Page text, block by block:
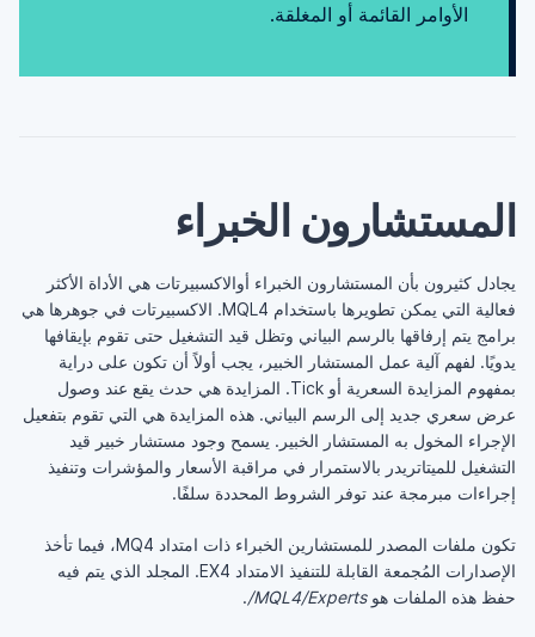
الأوامر القائمة أو المغلقة.
المستشارون الخبراء
يجادل كثيرون بأن المستشارون الخبراء أوالاكسبيرتات هي الأداة الأكثر
فعالية التي يمكن تطويرها باستخدام MQL4. الاكسبيرتات في جوهرها هي
برامج يتم إرفاقها بالرسم البياني وتظل قيد التشغيل حتى تقوم بإيقافها
يدويًا. لفهم آلية عمل المستشار الخبير، يجب أولاً أن تكون على دراية
بمفهوم المزايدة السعرية أو Tick. المزايدة هي حدث يقع عند وصول
عرض سعري جديد إلى الرسم البياني. هذه المزايدة هي التي تقوم بتفعيل
الإجراء المخول به المستشار الخبير. يسمح وجود مستشار خبير قيد
التشغيل للميتاتريدر بالاستمرار في مراقبة الأسعار والمؤشرات وتنفيذ
إجراءات مبرمجة عند توفر الشروط المحددة سلفًا.
تكون ملفات المصدر للمستشارين الخبراء ذات امتداد MQ4، فيما تأخذ
الإصدارات المُجمعة القابلة للتنفيذ الامتداد EX4. المجلد الذي يتم فيه
حفظ هذه الملفات هوMQL4/Experts/
.